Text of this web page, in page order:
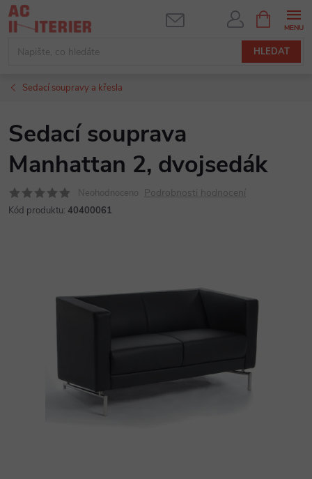
Přejít
na
HLEDAT
NÁKUPNÍ
KOŠÍK
Sedací soupravy a křesla
Sedací souprava
Manhattan 2, dvojsedák
Neohodnoceno Podrobnosti hodnocení
Kód produktu: 40400061